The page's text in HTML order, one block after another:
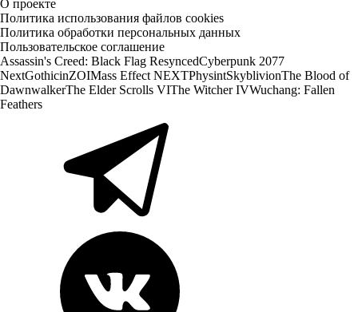
О проекте
Политика использования файлов cookies
Политика обработки персональных данных
Пользовательское соглашение
Assassin's Creed: Black Flag ResyncedCyberpunk 2077
NextGothicinZOIMass Effect NEXTPhysintSkyblivionThe Blood of
DawnwalkerThe Elder Scrolls VIThe Witcher IVWuchang: Fallen
Feathers